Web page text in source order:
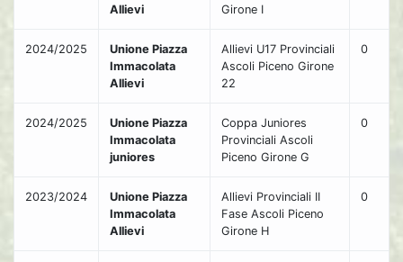
Allievi
Girone I
2024/2025
Unione Piazza
Immacolata
Allievi
Allievi U17 Provinciali
Ascoli Piceno Girone
22
0
2024/2025
Unione Piazza
Immacolata
juniores
Coppa Juniores
Provinciali Ascoli
Piceno Girone G
0
2023/2024
Unione Piazza
Immacolata
Allievi
Allievi Provinciali II
Fase Ascoli Piceno
Girone H
0